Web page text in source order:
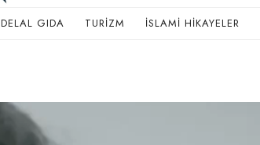
DELAL GIDA TURIZM İSLAMI HIKAYELER